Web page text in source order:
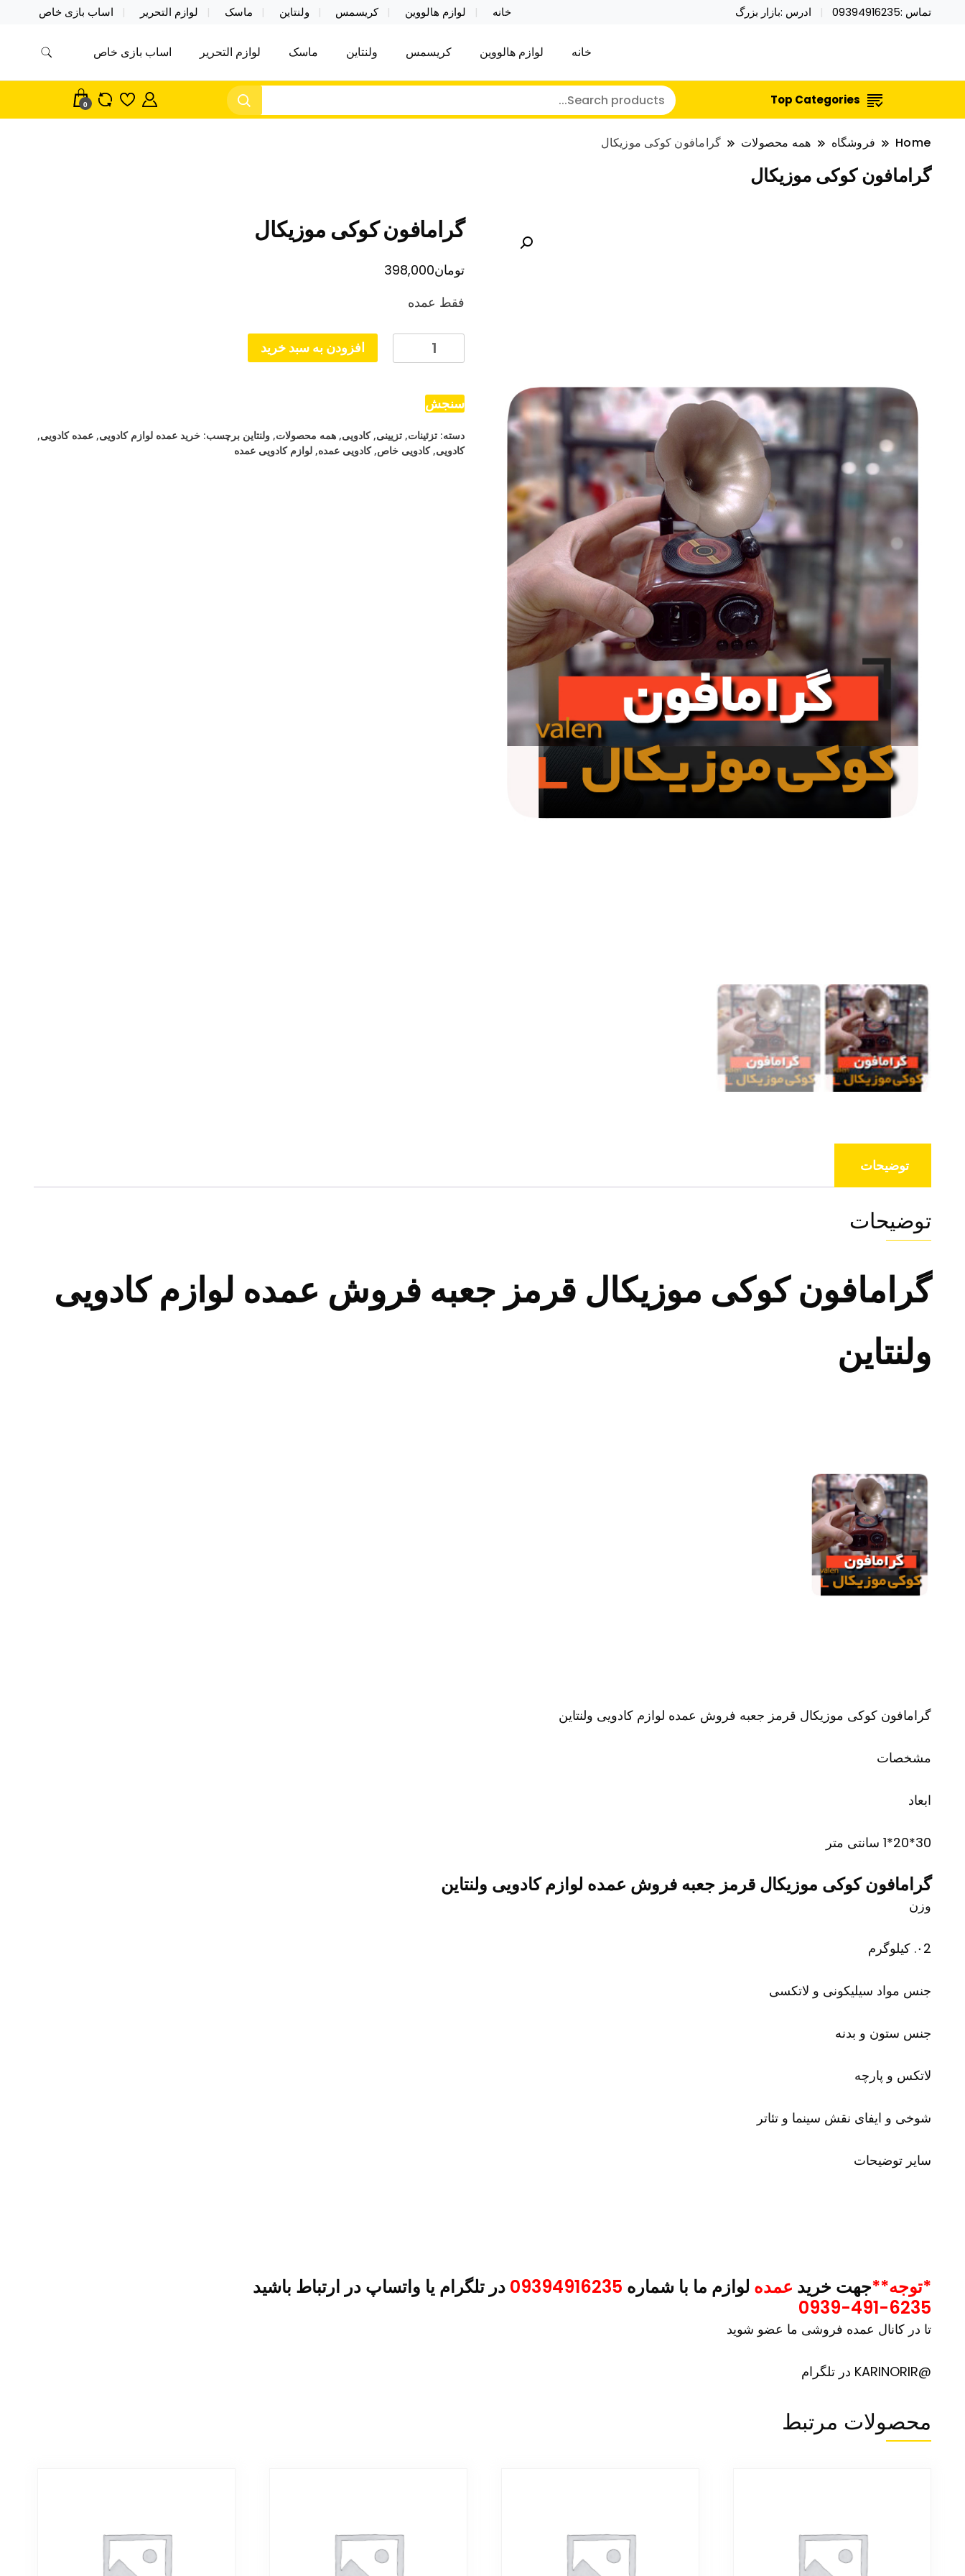
تماس :09394916235 ادرس :بازار بزرگ خانه لوازم هالووین کریسمس ولنتاین ماسک لوازم التحریر اساب بازی خاص
نایکر توی فروش عمده لوازم هالووین ولن تاین کادویی کریسمس اکسسوری ماسک
خرید محصولات خاص فیجت اسباب بازی تراول ماگ نایکر توی فروش عمده لوازم هالووین ولن تاین کادویی کریسمس اکسسوری ماسک در واردات مستقیم
خانه لوازم هالووین کریسمس ولنتاین ماسک لوازم التحریر اساب بازی خاص
Top Categories
0
Home فروشگاه همه محصولات گرامافون کوکی موزیکال
گرامافون کوکی موزیکال
گرامافون کوکی موزیکال
تومان398,000
فقط عمده
گرامافون
کوکی
عدد
افزودن به سبد خرید
سنجش
دسته: تزئینات, تزیینی,کادویی, همه محصولات, ولنتاین برچسب: خرید عمده لوازم کادویی, عمده کادویی,
کادویی,کادویی خاص,کادویی عمده, لوازم کادویی عمده
توضیحات
توضیحات
گرامافون کوکی موزیکال قرمز جعبه فروش عمده لوازم کادویی
ولنتاین
گرامافون کوکی موزیکال قرمز جعبه فروش عمده لوازم کادویی ولنتاین
مشخصات
ابعاد
30*20*1 سانتی متر
گرامافون کوکی موزیکال قرمز جعبه فروش عمده لوازم کادویی ولنتاین
وزن
۰2. کیلوگرم
جنس مواد سیلیکونی و لاتکسی
جنس ستون و بدنه
لاتکس و پارچه
شوخی و ایفای نقش سینما و تئاتر
سایر توضیحات
*توجه**جهت خرید عمده لوازم ما با شماره
در تلگرام یا واتساپ در ارتباط باشید
0939-491-6235
تا در کانال عمده فروشی ما عضو شوید
@KARINORIR در تلگرام
محصولات مرتبط